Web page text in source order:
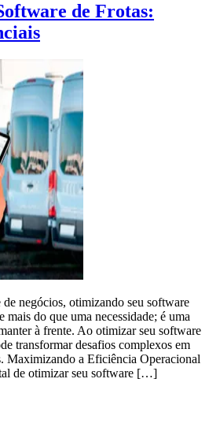
de Frotas:
negócios, otimizando seu software
mais do que uma necessidade; é uma
à frente. Ao otimizar seu software
transformar desafios complexos em
Maximizando a Eficiência Operacional
de otimizar seu software […]